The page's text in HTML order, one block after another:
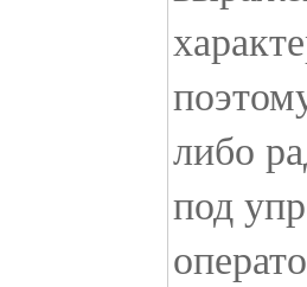
либо
под